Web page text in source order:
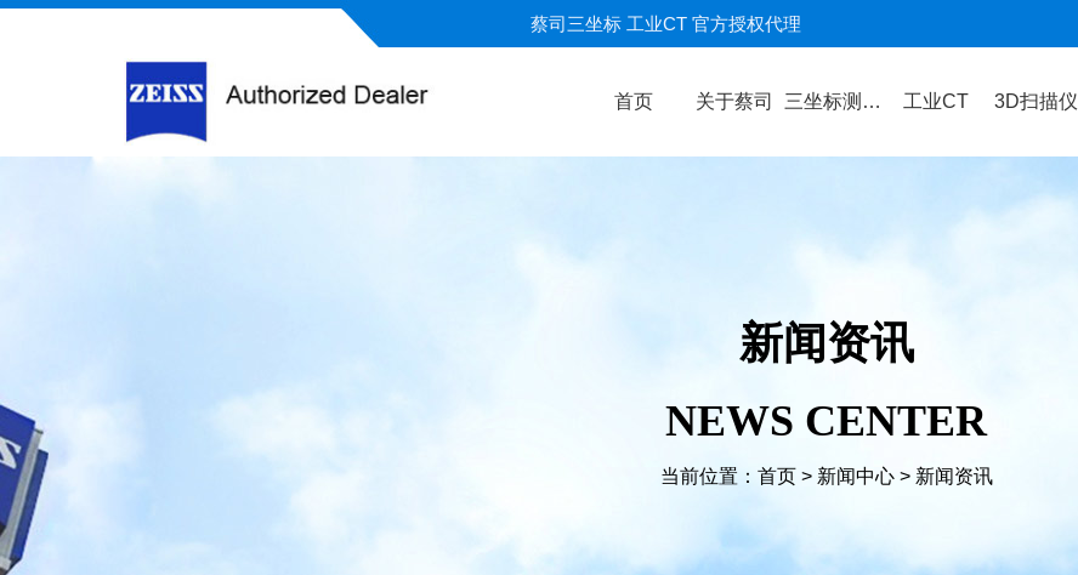
蔡司三坐标 工业CT 官方授权代理
首页 关于蔡司 三坐标测量机 工业CT 3D扫描仪
新闻资讯
NEWS CENTER
当前位置： 首页> 新闻中心> 新闻资讯